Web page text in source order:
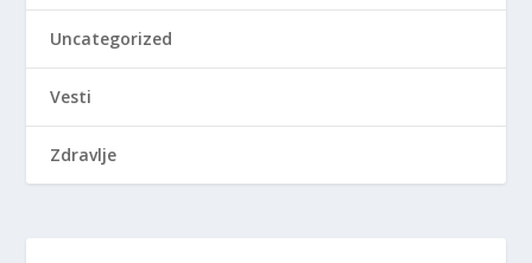
Uncategorized
Vesti
Zdravlje